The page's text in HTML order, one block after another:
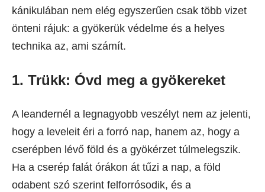
kánikulában nem elég egyszerűen csak több vizet
önteni rájuk: a gyökerük védelme és a helyes
technika az, ami számít.
1. Trükk: Óvd meg a gyökereket
A leandernél a legnagyobb veszélyt nem az jelenti,
hogy a leveleit éri a forró nap, hanem az, hogy a
cserépben lévő föld és a gyökérzet túlmelegszik.
Ha a cserép falát órákon át tűzi a nap, a föld
odabent szó szerint felforrósodik, és a